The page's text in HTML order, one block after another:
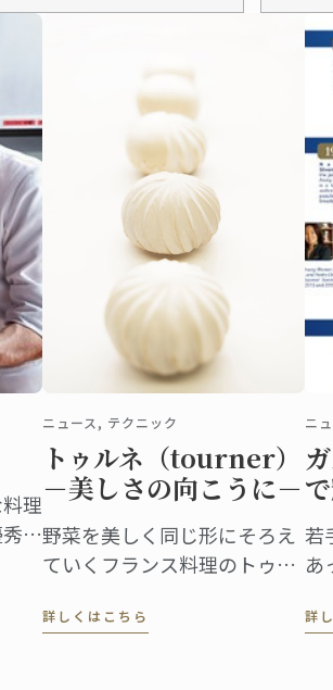
理
な
ニュース, テクニック
トゥルネ（tourner）
－美しさの向こうに－
野菜を美しく同じ形にそろえ
ていくフランス料理のトゥル
へのこだわりから生まれたも
詳しくはこちら
ニ
若
あ
て
詳